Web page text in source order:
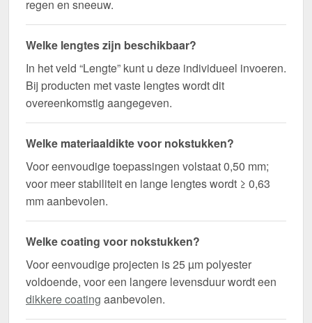
Wegens maatwerk / customisatie van herroepingsrecht uitgezonderd
regen en sneeuw.
Welke lengtes zijn beschikbaar?
In het veld “Lengte” kunt u deze individueel invoeren.
Bij producten met vaste lengtes wordt dit
overeenkomstig aangegeven.
Welke materiaaldikte voor nokstukken?
Voor eenvoudige toepassingen volstaat 0,50 mm;
voor meer stabiliteit en lange lengtes wordt ≥ 0,63
mm aanbevolen.
Welke coating voor nokstukken?
Voor eenvoudige projecten is 25 µm polyester
voldoende, voor een langere levensduur wordt een
dikkere coating aanbevolen.